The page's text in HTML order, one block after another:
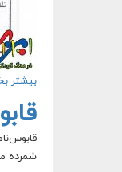
بیشتر
شمرده